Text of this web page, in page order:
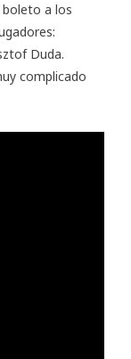
a los
Duda.
complicado